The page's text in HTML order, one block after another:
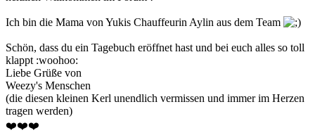
Ich bin die Mama von Yukis Chauffeurin Aylin aus dem Team
Schön, dass du ein Tagebuch eröffnet hast und bei euch alles so toll
klappt :woohoo:
Liebe Grüße von
Weezy's Menschen
(die diesen kleinen Kerl unendlich vermissen und immer im Herzen
tragen werden)
❤️❤️❤️